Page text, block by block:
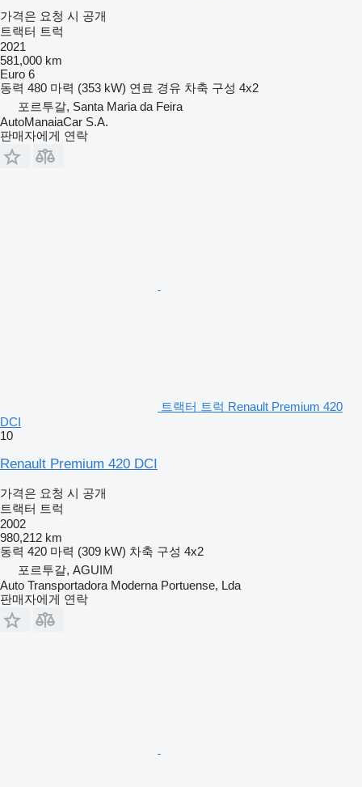
가격은 요청 시 공개
트랙터 트럭
2021
581,000 km
Euro 6
동력 480 마력 (353 kW) 연료 경유 차축 구성 4x2
포르투갈, Santa Maria da Feira
AutoManaiaCar S.A.
판매자에게 연락
트랙터 트럭 Renault Premium 420
DCI
10
Renault Premium 420 DCI
가격은 요청 시 공개
트랙터 트럭
2002
980,212 km
동력 420 마력 (309 kW) 차축 구성 4x2
포르투갈, AGUIM
Auto Transportadora Moderna Portuense, Lda
판매자에게 연락